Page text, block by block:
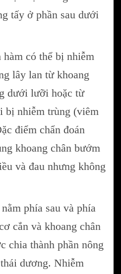
tấy ở phần sau dưới
có thể bị nhiễm
lây lan từ khoang
dưới lưỡi hoặc từ
bị nhiễm trùng (viêm
điểm chẩn đoán
khoang chân bướm
và đau nhưng không
phía sau và phía
cắn và khoang chân
chia thành phần nông
dương. Nhiễm